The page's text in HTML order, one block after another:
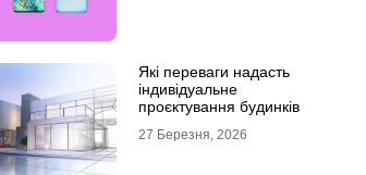
Які переваги надасть
індивідуальне
проєктування будинків
27 Березня, 2026